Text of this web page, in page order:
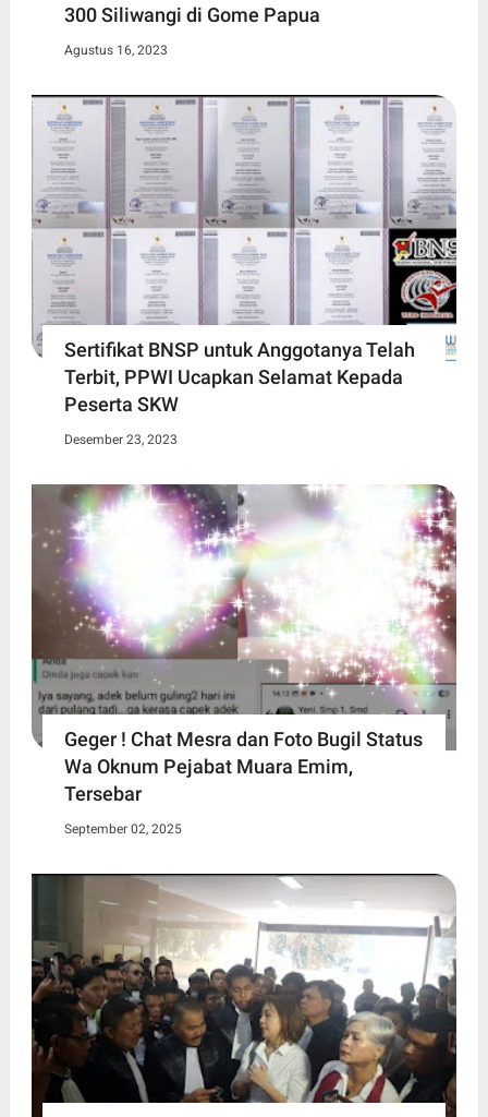
300 Siliwangi di Gome Papua
Agustus 16, 2023
Sertifikat BNSP untuk Anggotanya Telah
Terbit, PPWI Ucapkan Selamat Kepada
Peserta SKW
Desember 23, 2023
Geger ! Chat Mesra dan Foto Bugil Status
Wa Oknum Pejabat Muara Emim,
Tersebar
September 02, 2025